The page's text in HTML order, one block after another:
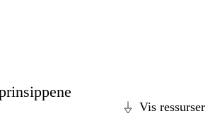
Vis ressurser